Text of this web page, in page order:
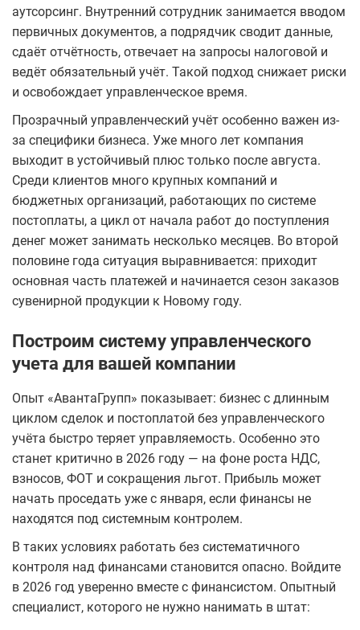
аутсорсинг. Внутренний сотрудник занимается вводом
первичных документов, а подрядчик сводит данные,
сдаёт отчётность, отвечает на запросы налоговой и
ведёт обязательный учёт. Такой подход снижает риски
и освобождает управленческое время.
Прозрачный управленческий учёт особенно важен из-
за специфики бизнеса. Уже много лет компания
выходит в устойчивый плюс только после августа.
Среди клиентов много крупных компаний и
бюджетных организаций, работающих по системе
постоплаты, а цикл от начала работ до поступления
денег может занимать несколько месяцев. Во второй
половине года ситуация выравнивается: приходит
основная часть платежей и начинается сезон заказов
сувенирной продукции к Новому году.
Построим систему управленческого
учета для вашей компании
Опыт «АвантаГрупп» показывает: бизнес с длинным
циклом сделок и постоплатой без управленческого
учёта быстро теряет управляемость. Особенно это
станет критично в 2026 году — на фоне роста НДС,
взносов, ФОТ и сокращения льгот. Прибыль может
начать проседать уже с января, если финансы не
находятся под системным контролем.
В таких условиях работать без систематичного
контроля над финансами становится опасно. Войдите
в 2026 год уверенно вместе с финансистом. Опытный
специалист, которого не нужно нанимать в штат: